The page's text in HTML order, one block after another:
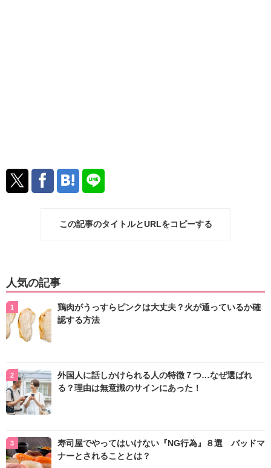
この記事のタイトルとURLをコピーする
人気の記事
鶏肉がうっすらピンクは大丈夫？火が通っているか確
認する方法
外国人に話しかけられる人の特徴７つ…なぜ選ばれ
る？理由は無意識のサインにあった！
寿司屋でやってはいけない『NG行為』８選 バッドマ
ナーとされることとは？